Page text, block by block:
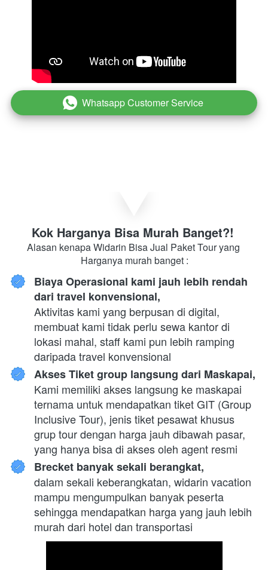
` Whatsapp Customer Service
Kok Harganya Bisa Murah Banget?!
Alasan kenapa Widarin Bisa Jual Paket Tour yang
Harganya murah banget :
Biaya Operasional kami jauh lebih rendah
dari travel konvensional,
Aktivitas kami yang berpusan di digital,
membuat kami tidak perlu sewa kantor di
lokasi mahal, staff kami pun lebih ramping
daripada travel konvensional
Akses Tiket group langsung dari Maskapai,
Kami memiliki akses langsung ke maskapai
ternama untuk mendapatkan tiket GIT (Group
Inclusive Tour), jenis tiket pesawat khusus
grup tour dengan harga jauh dibawah pasar,
yang hanya bisa di akses oleh agent resmi
Brecket banyak sekali berangkat,
dalam sekali keberangkatan, widarin vacation
mampu mengumpulkan banyak peserta
sehingga mendapatkan harga yang jauh lebih
murah dari hotel dan transportasi